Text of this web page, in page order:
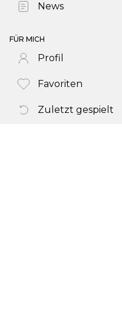
News
FÜR MICH
Profil
Favoriten
Zuletzt gespielt